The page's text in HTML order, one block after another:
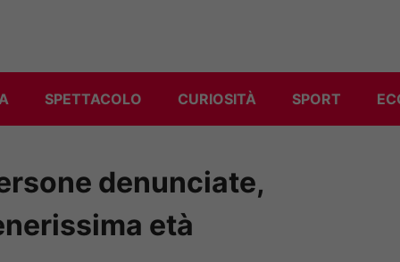
SPETTACOLO CURIOSITÀ SPORT
denunciate,
età